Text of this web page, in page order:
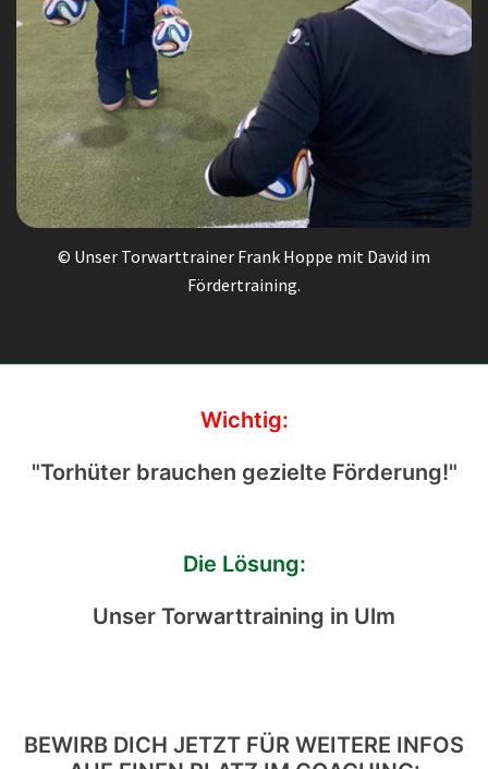
© Unser Torwarttrainer Frank Hoppe mit David im
Fördertraining.
Wichtig:
"Torhüter brauchen gezielte Förderung!"
Die Lösung:
Unser Torwarttraining in Ulm
BEWIRB DICH JETZT FÜR WEITERE INFOS